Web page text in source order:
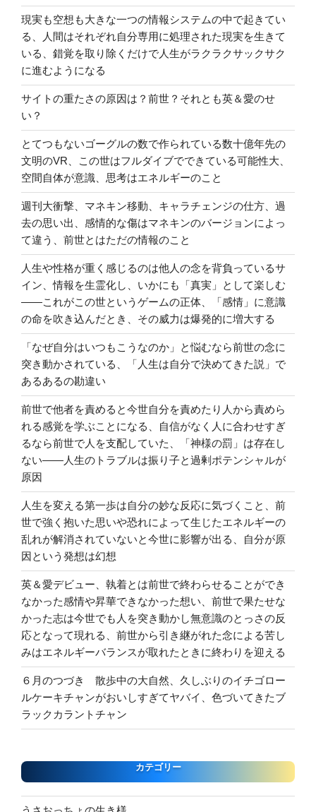
現実も空想も大きな一つの情報システムの中で起きてい
る、人間はそれぞれ自分専用に処理された現実を生きて
いる、錯覚を取り除くだけで人生がラクラクサックサク
に進むようになる
サイトの重たさの原因は？前世？それとも英＆愛のせ
い？
とてつもないゴーグルの数で作られている数十億年先の
文明のVR、この世はフルダイブでできている可能性大、
空間自体が意識、思考はエネルギーのこと
週刊大衝撃、マネキン移動、キャラチェンジの仕方、過
去の思い出、感情的な傷はマネキンのバージョンによっ
て違う、前世とはただの情報のこと
人生や性格が重く感じるのは他人の念を背負っているサ
イン、情報を生霊化し、いかにも「真実」として楽しむ
――これがこの世というゲームの正体、「感情」に意識
の命を吹き込んだとき、その威力は爆発的に増大する
「なぜ自分はいつもこうなのか」と悩むなら前世の念に
突き動かされている、「人生は自分で決めてきた説」で
あるあるの勘違い
前世で他者を責めると今世自分を責めたり人から責めら
れる感覚を学ぶことになる、自信がなく人に合わせすぎ
るなら前世で人を支配していた、「神様の罰」は存在し
ない――人生のトラブルは振り子と過剰ポテンシャルが
原因
人生を変える第一歩は自分の妙な反応に気づくこと、前
世で強く抱いた思いや恐れによって生じたエネルギーの
乱れが解消されていないと今世に影響が出る、自分が原
因という発想は幻想
英＆愛デビュー、執着とは前世で終わらせることができ
なかった感情や昇華できなかった想い、前世で果たせな
かった志は今世でも人を突き動かし無意識のとっさの反
応となって現れる、前世から引き継がれた念による苦し
みはエネルギーバランスが取れたときに終わりを迎える
６月のつづき 散歩中の大自然、久しぶりのイチゴロー
ルケーキチャンがおいしすぎてヤバイ、色づいてきたブ
ラックカラントチャン
カテゴリー